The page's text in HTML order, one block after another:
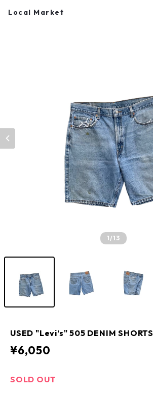
Local Market
1/13
USED "Levi’s" 505 DENIM SHORTS
¥6,050
SOLD OUT